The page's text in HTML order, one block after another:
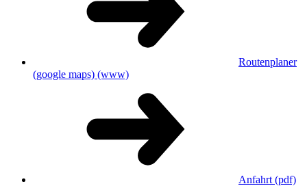
Routenplaner
(google maps) (www)
Anfahrt (pdf)